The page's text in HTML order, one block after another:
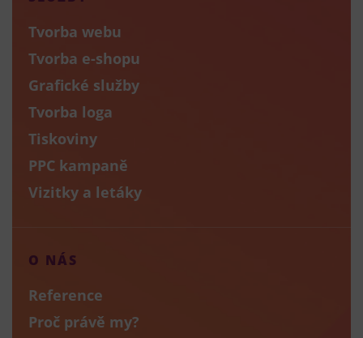
Tvorba webu
Tvorba e-shopu
Grafické služby
Tvorba loga
Tiskoviny
PPC kampaně
Vizitky a letáky
O NÁS
Reference
Proč právě my?